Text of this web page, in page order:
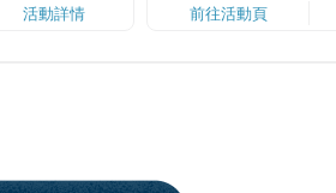
活動詳情
前往活動頁